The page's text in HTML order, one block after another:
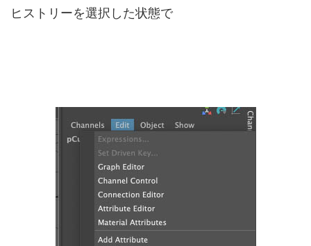
ヒストリーを選択した状態で